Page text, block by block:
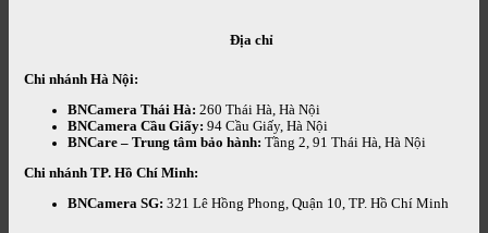
Địa chỉ
Chi nhánh Hà Nội:
BNCamera Thái Hà: 260 Thái Hà, Hà Nội
BNCamera Cầu Giấy: 94 Cầu Giấy, Hà Nội
BNCare – Trung tâm bảo hành: Tầng 2, 91 Thái Hà, Hà Nội
Chi nhánh TP. Hồ Chí Minh:
BNCamera SG: 321 Lê Hồng Phong, Quận 10, TP. Hồ Chí Minh